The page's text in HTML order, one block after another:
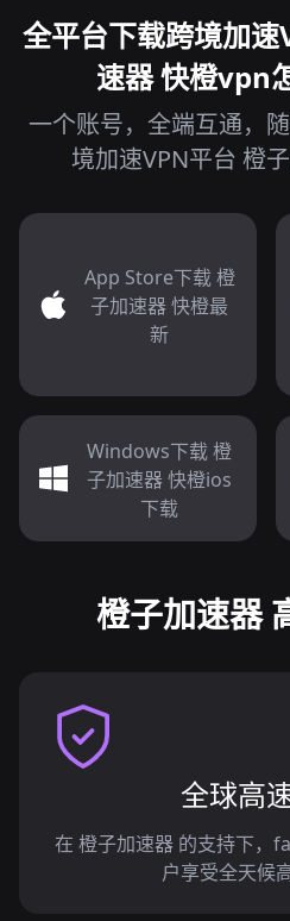
全平台下载跨境加
速器 快橙vpn
一个账号，全端互通，
境加速VPN平台 橙
App Store下载 橙
子加速器 快橙最
新
Windows下载 橙
子加速器 快橙ios
下载
橙子加速器
全球高
在 橙子加速器 的支持下，
户享受全天候